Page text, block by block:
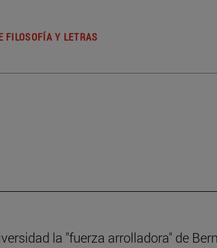
FILOSOFÍA Y LETRAS
la "fuerza arrolladora" de